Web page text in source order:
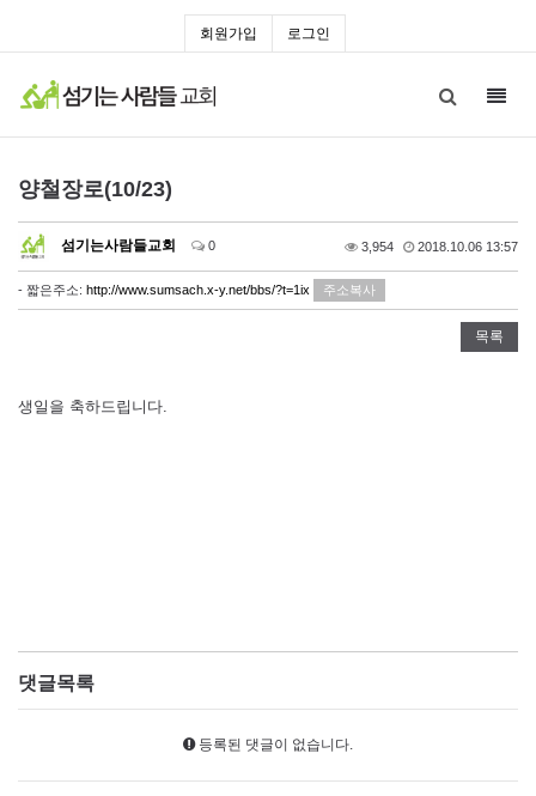
회원가입 로그인
양철장로(10/23)
섬기는사람들교회 0 3,954 2018.10.06 13:57
- 짧은주소: http://www.sumsach.x-y.net/bbs/?t=1ix 주소복사
목록
생일을 축하드립니다.
댓글목록
등록된 댓글이 없습니다.